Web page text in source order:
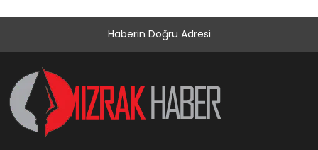
Haberin Doğru Adresi